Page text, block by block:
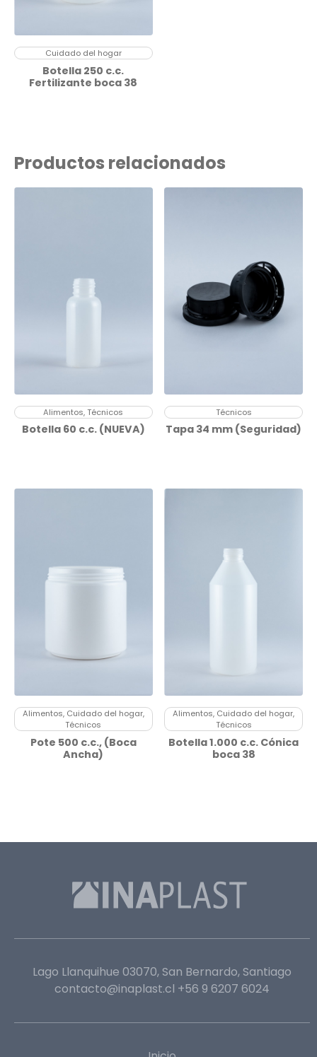
Cuidado del hogar
Botella 250 c.c.
Fertilizante boca 38
Productos relacionados
Alimentos, Técnicos
Botella 60 c.c. (NUEVA)
Técnicos
Tapa 34 mm (Seguridad)
Alimentos, Cuidado del hogar,
Técnicos
Pote 500 c.c., (Boca
Ancha)
Alimentos, Cuidado del hogar,
Técnicos
Botella 1.000 c.c. Cónica
boca 38
Lago Llanquihue 03070, San Bernardo, Santiago
contacto@inaplast.cl +56 9 6207 6024